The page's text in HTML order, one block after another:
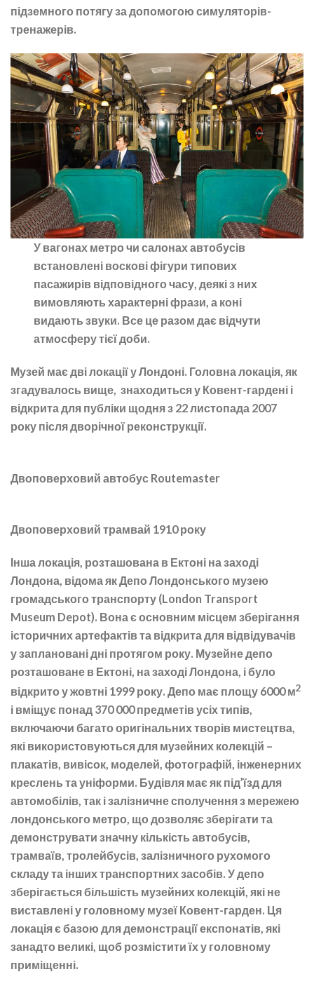
підземного потягу за допомогою симуляторів-
тренажерів.
У вагонах метро чи салонах автобусів
встановлені воскові фігури типових
пасажирів відповідного часу, деякі з них
вимовляють характерні фрази, а коні
видають звуки. Все це разом дає відчути
атмосферу тієї доби.
Музей має дві локації у Лондоні. Головна локація, як
згадувалось вище, знаходиться у Ковент-гардені і
відкрита для публіки щодня з 22 листопада 2007
року після дворічної реконструкції.
Двоповерховий автобус Routemaster
Двоповерховий трамвай 1910 року
Інша локація, розташована в Ектоні на заході
Лондона, відома як Депо Лондонського музею
громадського транспорту (London Transport
Museum Depot). Вона є основним місцем зберігання
історичних артефактів та відкрита для відвідувачів
у заплановані дні протягом року. Музейне депо
розташоване в Ектоні, на заході Лондона, і було
відкрито у жовтні 1999 року. Депо має площу 6000 м2
і вміщує понад 370 000 предметів усіх типів,
включаючи багато оригінальних творів мистецтва,
які використовуються для музейних колекцій –
плакатів, вивісок, моделей, фотографій, інженерних
креслень та уніформи. Будівля має як під’їзд для
автомобілів, так і залізничне сполучення з мережею
лондонського метро, що дозволяє зберігати та
демонструвати значну кількість автобусів,
трамваїв, тролейбусів, залізничного рухомого
складу та інших транспортних засобів. У депо
зберігається більшість музейних колекцій, які не
виставлені у головному музеї Ковент-гарден. Ця
локація є базою для демонстрації експонатів, які
занадто великі, щоб розмістити їх у головному
приміщенні.